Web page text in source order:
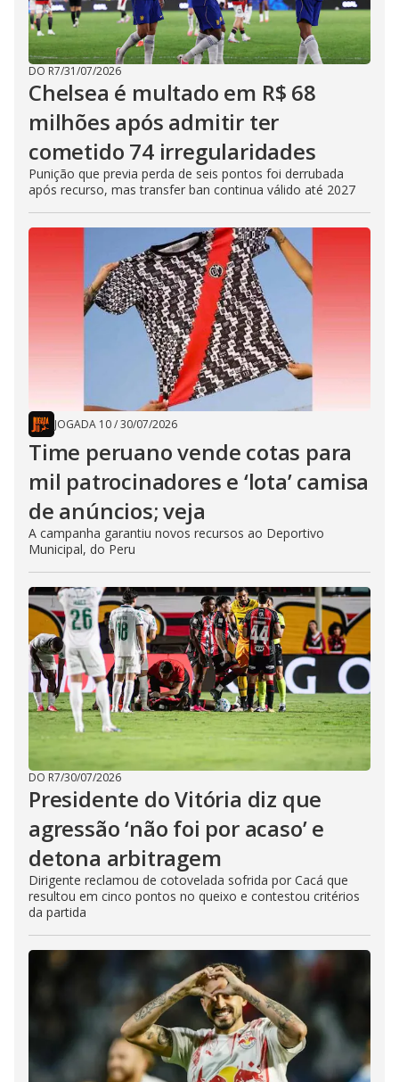
DO R7/31/07/2026
Chelsea é multado em R$ 68
milhões após admitir ter
cometido 74 irregularidades
Punição que previa perda de seis pontos foi derrubada
após recurso, mas transfer ban continua válido até 2027
JOGADA 10/30/07/2026
Time peruano vende cotas para
mil patrocinadores e ‘lota’ camisa
de anúncios; veja
A campanha garantiu novos recursos ao Deportivo
Municipal, do Peru
DO R7/30/07/2026
Presidente do Vitória diz que
agressão ‘não foi por acaso’ e
detona arbitragem
Dirigente reclamou de cotovelada sofrida por Cacá que
resultou em cinco pontos no queixo e contestou critérios
da partida